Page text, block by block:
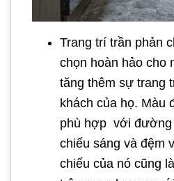
Trang trí trần phản
chọn hoàn hảo cho
tăng thêm sự trang
khách của họ. Màu
phù hợp với đường
chiếu sáng và đệm
chiếu của nó cũng